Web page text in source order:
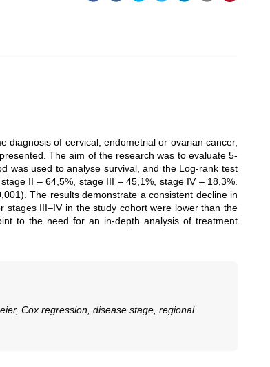
diagnosis of cervical, endometrial or ovarian cancer,
The aim of the research was to evaluate 5-
was used to analyse survival, and the Log-rank test
II – 64,5%, stage III – 45,1%, stage IV – 18,3%.
The results demonstrate a consistent decline in
stages III–IV in the study cohort were lower than the
to the need for an in-depth analysis of treatment
Cox regression, disease stage, regional